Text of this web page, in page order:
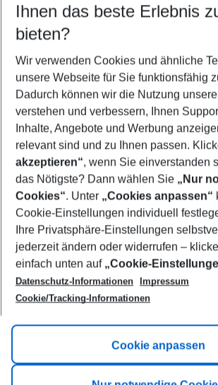
Find the perfect deal which suits your best
Your departure airport
Any airport
Select your date range
11/08/26–09/08/27 5-8 nights
Who will travel
2 adults No children
Show more filter
Footer
Footer navigation
Title A
Link A
Ihnen das beste Erlebnis
bieten?
Wir verwenden Cookies und ähnliche
unsere Webseite für Sie funktionsfähig
Dadurch können wir die Nutzung
verstehen und verbessern, Ihnen
Inhalte, Angebote und Werbung
relevant sind und zu Ihnen passen.
akzeptieren“, wenn Sie einverstanden
das Nötigste? Dann wählen Sie „Nur
Cookies“. Unter „Cookies anpassen“
Cookie-Einstellungen individuell
Ihre Privatsphäre-Einstellungen
jederzeit ändern oder widerrufen –
einfach unten auf „Cookie-
Datenschutz-Informationen
Impressum
Cookie/Tracking-Informationen
Cookie anpassen